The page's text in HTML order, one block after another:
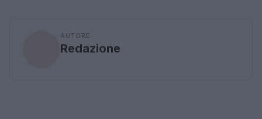
AUTORE
Redazione